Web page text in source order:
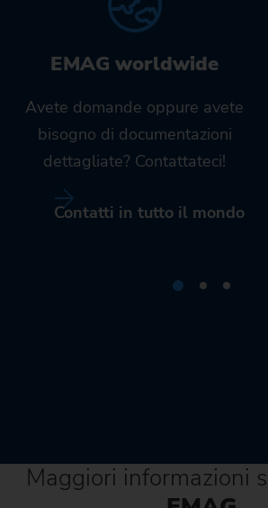
EMAG worldwide
Avete domande oppure avete
bisogno di documentazioni
dettagliate? Contattateci!
Contatti in tutto il mondo
Maggiori informazioni